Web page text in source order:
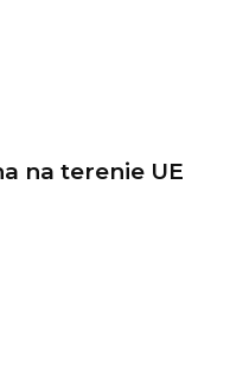
na terenie UE